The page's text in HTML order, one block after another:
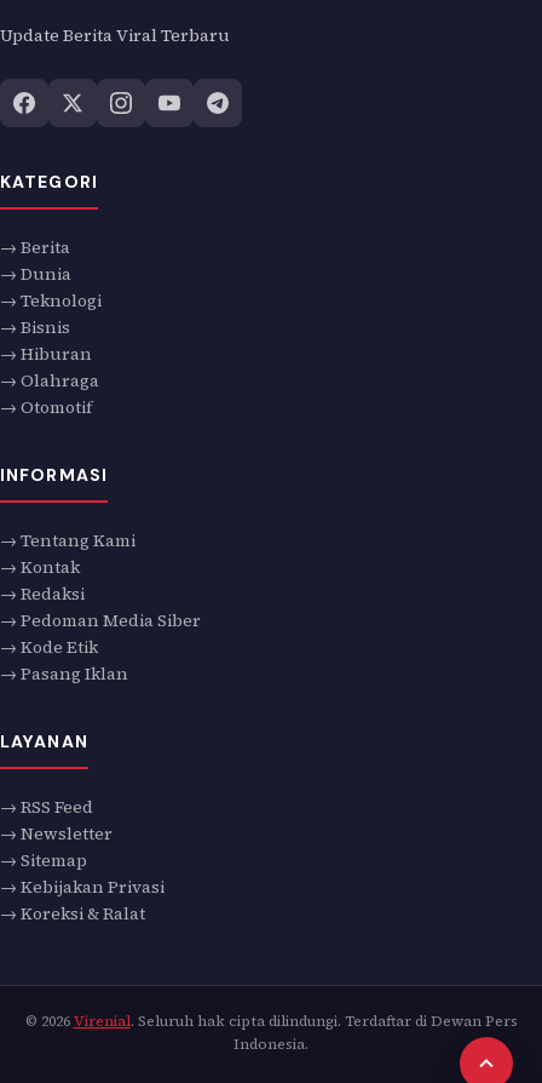
Update Berita Viral Terbaru
KATEGORI
→ Berita
→ Dunia
→ Teknologi
→ Bisnis
→ Hiburan
→ Olahraga
→ Otomotif
INFORMASI
→ Tentang Kami
→ Kontak
→ Redaksi
→ Pedoman Media Siber
→ Kode Etik
→ Pasang Iklan
LAYANAN
→ RSS Feed
→ Newsletter
→ Sitemap
→ Kebijakan Privasi
→ Koreksi & Ralat
© 2026Virenial. Seluruh hak cipta dilindungi. Terdaftar di Dewan Pers
Indonesia.